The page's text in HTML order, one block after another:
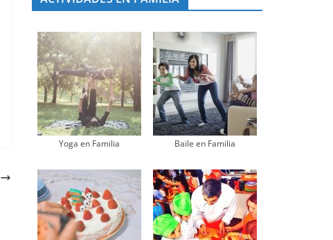
Yoga en Familia Baile en Familia